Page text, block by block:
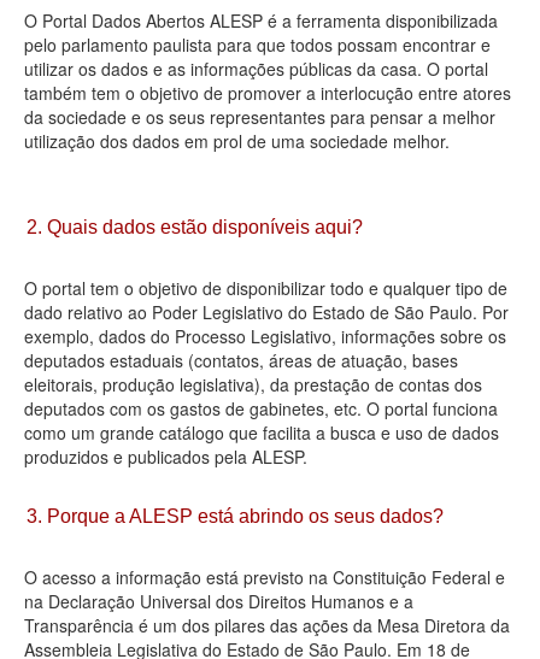
Planejamento
Catálogo de dados
Processo Legislativo
Deputados Estaduais
Agenda
Perguntas frequentes
Contato
O Portal Dados Abertos ALESP é a ferramenta disponibilizada
pelo parlamento paulista para que todos possam encontrar e
utilizar os dados e as informações públicas da casa. O portal
também tem o objetivo de promover a interlocução entre atores
da sociedade e os seus representantes para pensar a melhor
utilização dos dados em prol de uma sociedade melhor.
2. Quais dados estão disponíveis aqui?
O portal tem o objetivo de disponibilizar todo e qualquer tipo de
dado relativo ao Poder Legislativo do Estado de São Paulo. Por
exemplo, dados do Processo Legislativo, informações sobre os
deputados estaduais (contatos, áreas de atuação, bases
eleitorais, produção legislativa), da prestação de contas dos
deputados com os gastos de gabinetes, etc. O portal funciona
como um grande catálogo que facilita a busca e uso de dados
produzidos e publicados pela ALESP.
3. Porque a ALESP está abrindo os seus dados?
O acesso a informação está previsto na Constituição Federal e
na Declaração Universal dos Direitos Humanos e a
Transparência é um dos pilares das ações da Mesa Diretora da
Assembleia Legislativa do Estado de São Paulo. Em 18 de